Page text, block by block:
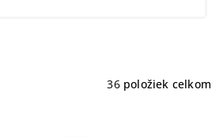
36položiek celkom